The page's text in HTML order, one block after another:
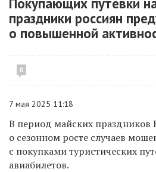
праздники россиян
о повышенной
0
7 мая 2025 11:18
В период майских праздников
о сезонном росте случаев
с покупками туристических
авиабилетов.